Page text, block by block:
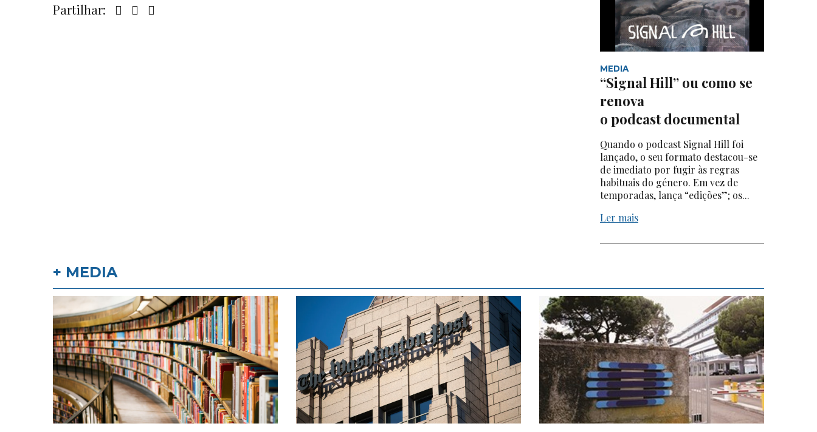
Partilhar:
MEDIA
“Signal Hill” ou como se
renova
o podcast documental
Quando o podcast Signal Hill foi
lançado, o seu formato destacou-se
de imediato por fugir às regras
habituais do género. Em vez de
temporadas, lança “edições”; os...
Ler mais
+ MEDIA